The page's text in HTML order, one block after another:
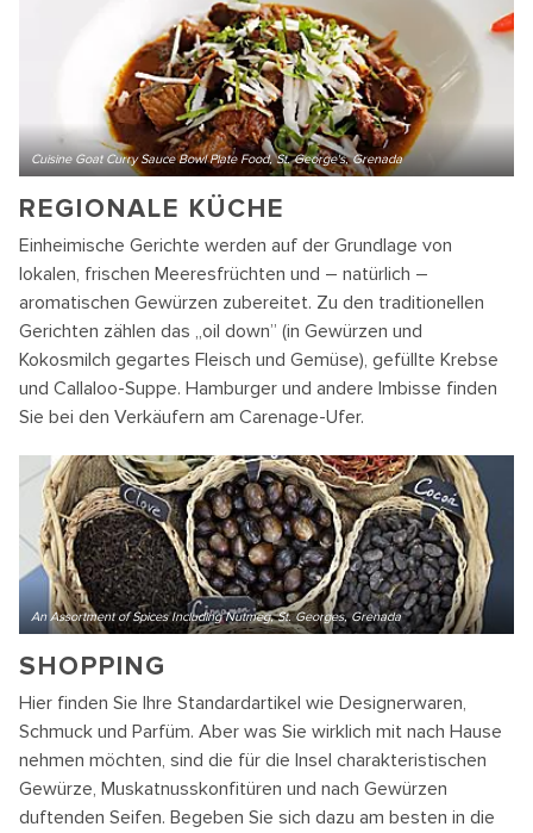
Cuisine Goat Curry Sauce Bowl Plate Food, St. George's, Grenada
REGIONALE KÜCHE
Einheimische Gerichte werden auf der Grundlage von
lokalen, frischen Meeresfrüchten und – natürlich –
aromatischen Gewürzen zubereitet. Zu den traditionellen
Gerichten zählen das „oil down” (in Gewürzen und
Kokosmilch gegartes Fleisch und Gemüse), gefüllte Krebse
und Callaloo-Suppe. Hamburger und andere Imbisse finden
Sie bei den Verkäufern am Carenage-Ufer.
An Assortment of Spices Including Nutmeg, St. Georges, Grenada
SHOPPING
Hier finden Sie Ihre Standardartikel wie Designerwaren,
Schmuck und Parfüm. Aber was Sie wirklich mit nach Hause
nehmen möchten, sind die für die Insel charakteristischen
Gewürze, Muskatnusskonfitüren und nach Gewürzen
duftenden Seifen. Begeben Sie sich dazu am besten in die